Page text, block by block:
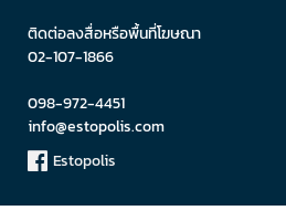
ติดต่อลงสื่อหรือพื้นที่โฆษณา
02-107-1866
098-972-4451
info@estopolis.com
Estopolis